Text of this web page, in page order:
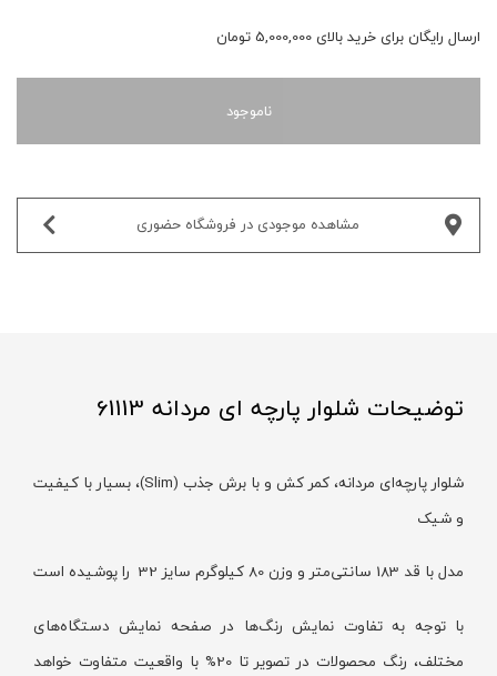
ارسال رایگان برای خرید بالای 5,000,000 تومان
ناموجود
مشاهده موجودی در فروشگاه حضوری‌
توضیحات شلوار پارچه ای مردانه 61113
شلوار پارچه‌ای مردانه، کمر کش و با برش جذب (Slim)، بسیار با کیفیت
و شیک
مدل با قد 183 سانتی‌متر و وزن 80 کیلوگرم سایز 32 را پوشیده است
با توجه به تفاوت نمایش رنگ‌ها در صفحه نمایش دستگاه‌های
مختلف، رنگ محصولات در تصویر تا 20% با واقعیت متفاوت خواهد